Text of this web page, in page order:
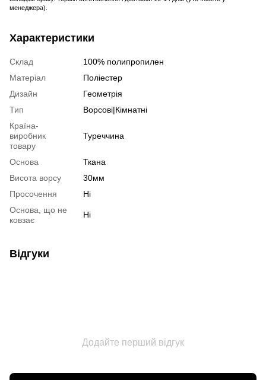
менеджера).
Характеристики
Склад
100% полипропилен
Матеріал
Поліестер
Дизайн
Геометрія
Тип
Ворсові|Кімнатні
Країна-
виробник
товару
Туреччина
Основа
Ткана
Висота ворсу
30мм
Просочення
Ні
Основа, що не
ковзає
Ні
Відгуки
Додайте перший відгук